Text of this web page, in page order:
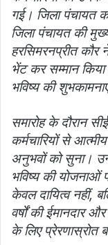
गई। जिला पंचायत
जिला पंचायत की
हरसिमरनप्रीत कौर
भेंट कर सम्मान
भविष्य की
समारोह के दौरान
कर्मचारियों से
अनुभवों को सुना।
भविष्य की योजनाओं
केवल दायित्व नहीं,
वर्षों की ईमानदार
के लिए प्रेरणास्रोत